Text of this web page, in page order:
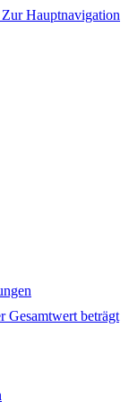
Zur Hauptnavigation
Gesamtwert beträgt